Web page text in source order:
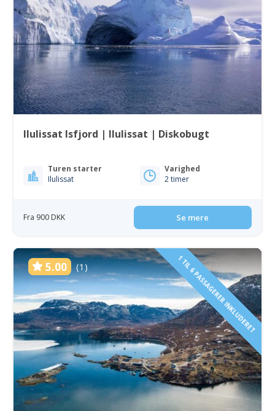
Ilulissat Isfjord | Ilulissat | Diskobugt
Turen starter
Ilulissat
Varighed
2 timer
Fra 900 DKK Se mere
5.00 (1) 1 TIL 6 PASSAGERER INKLUDERET